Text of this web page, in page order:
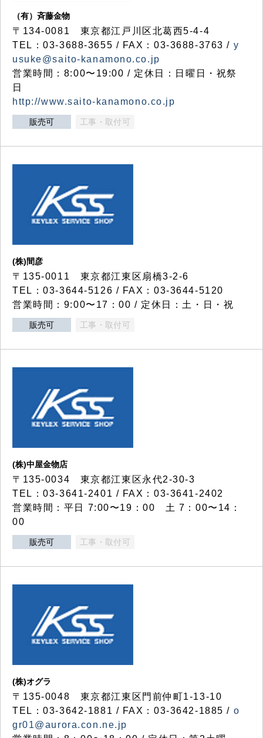
（有）斉藤金物
〒134-0081 東京都江戸川区北葛西5-4-4
TEL：03-3688-3655 / FAX：03-3688-3763 / y
usuke@saito-kanamono.co.jp
営業時間：8:00〜19:00 / 定休日：日曜日・祝祭
日
http://www.saito-kanamono.co.jp
販売可 工事・取付可
(株)間彦
〒135-0011 東京都江東区扇橋3-2-6
TEL：03-3644-5126 / FAX：03-3644-5120
営業時間：9:00〜17：00 / 定休日：土・日・祝
販売可 工事・取付可
(株)中屋金物店
〒135-0034 東京都江東区永代2-30-3
TEL：03-3641-2401 / FAX：03-3641-2402
営業時間：平日 7:00〜19：00 土 7：00〜14：
00
販売可 工事・取付可
(株)オグラ
〒135-0048 東京都江東区門前仲町1-13-10
TEL：03-3642-1881 / FAX：03-3642-1885 / o
gr01@aurora.con.ne.jp